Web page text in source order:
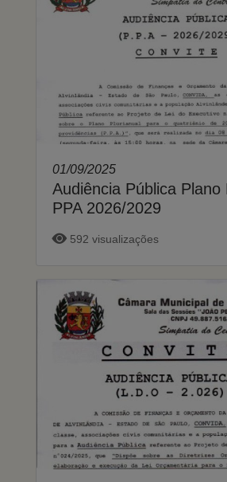
01/09/2025
Audiência Pública Plano
PPA 2026/2029
592 visualizações